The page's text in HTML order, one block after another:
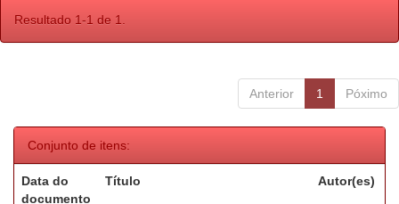
Resultado 1-1 de 1.
Anterior 1 Póximo
Conjunto de itens:
Data do
documento
Título Autor(es)